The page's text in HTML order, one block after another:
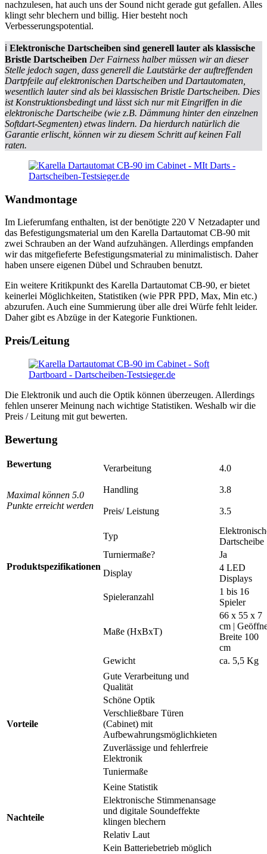
nachzulesen, hat auch uns der Sound nicht gerade gut gefallen. Alles
klingt sehr blechern und billig. Hier besteht noch
Verbesserungspotential.
ℹ️ Elektronische Dartscheiben sind generell lauter als klassische
Bristle Dartscheiben Der Fairness halber müssen wir an dieser
Stelle jedoch sagen, dass generell die Lautstärke der auftreffenden
Dartpfeile auf elektronischen Dartscheiben und Dartautomaten,
wesentlich lauter sind als bei klassischen Bristle Dartscheiben. Dies
ist Konstruktionsbedingt und lässt sich nur mit Eingriffen in die
elektronische Dartscheibe (wie z.B. Dämmung hinter den einzelnen
Softdart-Segmenten) etwas lindern. Da hierdurch natürlich die
Garantie erlischt, können wir zu diesem Schritt auf keinen Fall
raten.
Wandmontage
Im Lieferumfang enthalten, ist der benötigte 220 V Netzadapter und
das Befestigungsmaterial um den Karella Dartautomat CB-90 mit
zwei Schrauben an der Wand aufzuhängen. Allerdings empfanden
wir das mitgefieferte Befestigungsmaterial zu minimalistisch. Daher
haben unsere eigenen Dübel und Schrauben benutzt.
Ein weitere Kritikpunkt des Karella Dartautomat CB-90, er bietet
keinerlei Möglichkeiten, Statistiken (wie PPR PPD, Max, Min etc.)
abzurufen. Auch eine Summierung über alle drei Würfe fehlt leider.
Daher gibt es Abzüge in der Kategorie Funktionen.
Preis/Leitung
Die Elektronik und auch die Optik können überzeugen. Allerdings
fehlen unserer Meinung nach wichtige Statistiken. Weshalb wir die
Preis / Leitung mit gut bewerten.
Bewertung
Bewertung
Maximal können 5.0
Punkte erreicht werden
Verarbeitung 4.0
Handling 3.8
Preis/ Leistung 3.5
Produktspezifikationen
Typ
Dartscheibe
Turniermaße?
Ja
Display
4 LED
Displays
Spieleranzahl
1 bis 16
Spieler
Maße (HxBxT)
66 x 55 x 7
cm |
Breite 100
cm
Gewicht
ca. 5,5 Kg
Vorteile
Gute Verarbeitung und
Qualität
Schöne Optik
Verschließbare Türen
(Cabinet) mit
Aufbewahrungsmöglichkieten
Zuverlässige und fehlerfreie
Elektronik
Tuniermaße
Nachteile
Keine Statistik
Elektronische Stimmenansage
und digitale Soundeffekte
klingen blechern
Relativ Laut
Kein Batteriebetrieb möglich